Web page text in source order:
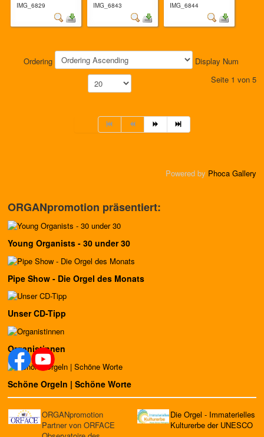
IMG_6829 IMG_6843 IMG_6844
Ordering
Display Num
Seite 1 von 5
Powered by Phoca Gallery
ORGANpromotion präsentiert:
Young Organists - 30 under 30
Pipe Show - Die Orgel des Monats
Unser CD-Tipp
Organistinnen
Schöne Orgeln | Schöne Worte
ORGANpromotion
Partner von ORFACE
Die Orgel - Immaterielles
Kulturerbe der UNESCO